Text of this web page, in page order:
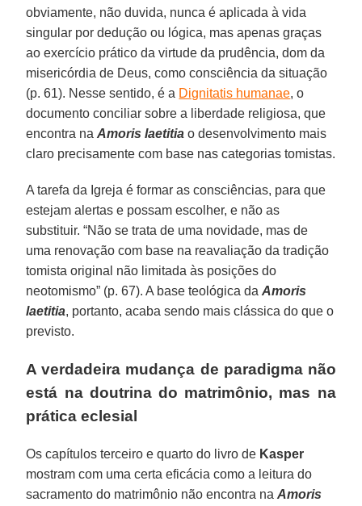
obviamente, não duvida, nunca é aplicada à vida
singular por dedução ou lógica, mas apenas graças
ao exercício prático da virtude da prudência, dom da
misericórdia de Deus, como consciência da situação
(p. 61). Nesse sentido, é a Dignitatis humanae, o
documento conciliar sobre a liberdade religiosa, que
encontra naAmoris laetitia o desenvolvimento mais
claro precisamente com base nas categorias tomistas.
A tarefa da Igreja é formar as consciências, para que
estejam alertas e possam escolher, e não as
substituir. “Não se trata de uma novidade, mas de
uma renovação com base na reavaliação da tradição
tomista original não limitada às posições do
neotomismo” (p. 67). A base teológica daAmoris
laetitia, portanto, acaba sendo mais clássica do que o
previsto.
A verdadeira mudança de paradigma não
está na doutrina do matrimônio, mas na
prática eclesial
Os capítulos terceiro e quarto do livro de Kasper
mostram com uma certa eficácia como a leitura do
sacramento do matrimônio não encontra naAmoris